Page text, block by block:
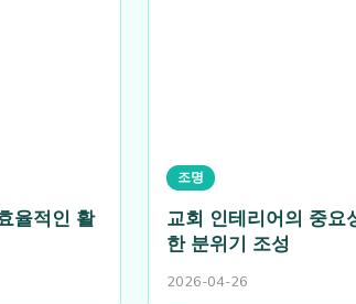
율적인 활
조명
교회 인테리어의 중요
한 분위기 조성
2026-04-26